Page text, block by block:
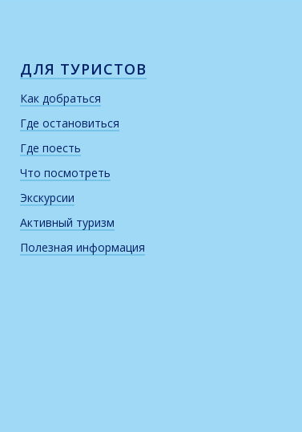
ДЛЯ ТУРИСТОВ
Как добраться
Где остановиться
Где поесть
Что посмотреть
Экскурсии
Активный туризм
Полезная информация